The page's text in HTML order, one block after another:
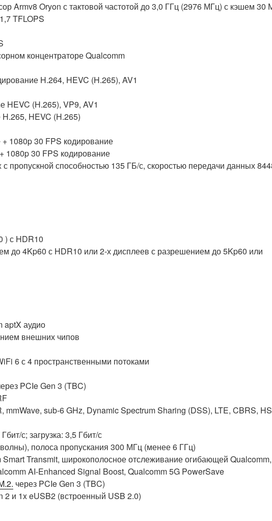
Armv8 Oryon с тактовой частотой до 3,0 ГГц (2976 МГц) с кэшем 30
TFLOPS
концентраторе Qualcomm
H.264, HEVC (H.265), AV1
HEVC (H.265), VP9, ​​AV1
HEVC (H.265)
1080p 30 FPS кодирование
1080p 30 FPS кодирование
пропускной способностью 135 ГБ/с, скоростью передачи данных
) с HDR10
до 4Kp60 с HDR10 или 2-х дисплеев с разрешением до 5Kp60 или
aptX аудио
внешних чипов
6 с 4 пространственными потоками
PCIe Gen 3 (TBC)
sub-6 GHz, Dynamic Spectrum Sharing (DSS), LTE, CBRS,
с; загрузка: 3,5 Гбит/с
полоса пропускания 300 МГц (менее 6 ГГц)
Smart Transmit, широкополосное отслеживание огибающей Qualcomm,
AI-Enhanced Signal Boost, Qualcomm 5G PowerSave
через PCIe Gen 3 (TBC)
2 и 1x eUSB2 (встроенный USB 2.0)